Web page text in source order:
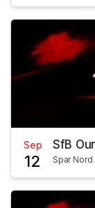
Sep
12
SfB
Spar